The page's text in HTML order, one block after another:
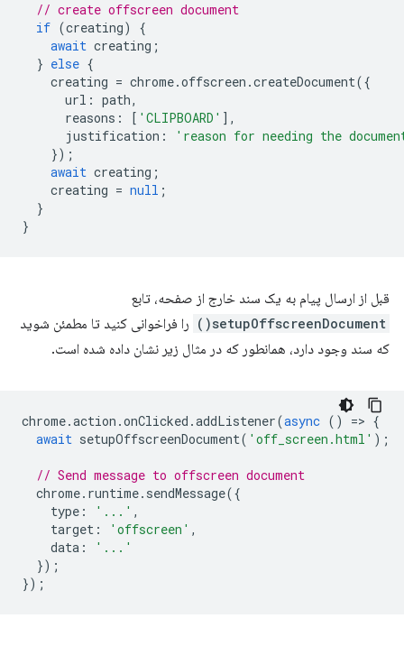
// create offscreen document
if (creating)
{
await creating ;
} else {
creating = chrome.offscreen .createDocument({
url : path,
reasons : [ 'CLIPBOARD' ],
justification :
'reason for needing the
});
await creating ;
creating = null ;
}
}
قبل از ارسال پیام به یک سند خارج از صفحه، تابع
setupOffscreenDocument()
را فراخوانی کنید تا مطمئن شوید
که سند وجود دارد، همانطور که در مثال زیر نشان داده شده است.
chrome.action .onClicked .addListener(async () => {
await setupOffscreenDocument( 'off_screen.html' );
// Send message to offscreen document
chrome. runtime. sendMessage({
type : '...' ,
target : 'offscreen' ,
data :
'...'
});
});